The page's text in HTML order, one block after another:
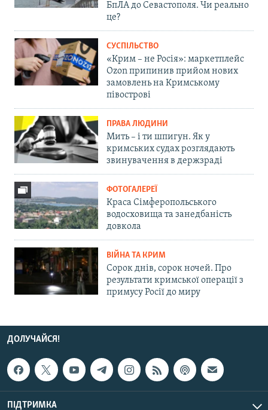
БпЛА до Севастополя. Чи реально
це?
СУСПІЛЬСТВО
«Крим – не Росія»: маркетплейс
Ozon припинив прийом нових
замовлень на Кримському
півострові
ПРАВА ЛЮДИНИ
Мить – і ти шпигун. Як у
кримських судах розглядають
звинувачення в держзраді
ФОТОГАЛЕРЕЇ
Краса Сімферопольського
водосховища та занедбаність
довкола
ВІЙНА ТА КРИМ
Сорок днів, сорок ночей. Про
результати кримської операції з
примусу Росії до миру
ДОЛУЧАЙСЯ!
ПІДТРИМКА